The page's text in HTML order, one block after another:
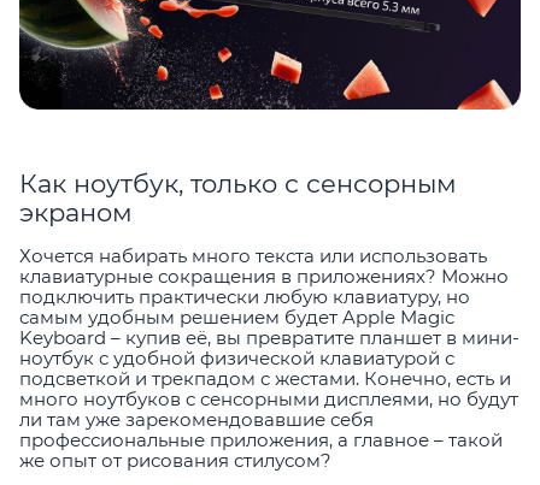
Как ноутбук, только с сенсорным
экраном
Хочется набирать много текста или использовать
клавиатурные сокращения в приложениях? Можно
подключить практически любую клавиатуру, но
самым удобным решением будет Apple Magic
Keyboard – купив её, вы превратите планшет в мини-
ноутбук с удобной физической клавиатурой с
подсветкой и трекпадом с жестами. Конечно, есть и
много ноутбуков с сенсорными дисплеями, но будут
ли там уже зарекомендовавшие себя
профессиональные приложения, а главное – такой
же опыт от рисования стилусом?